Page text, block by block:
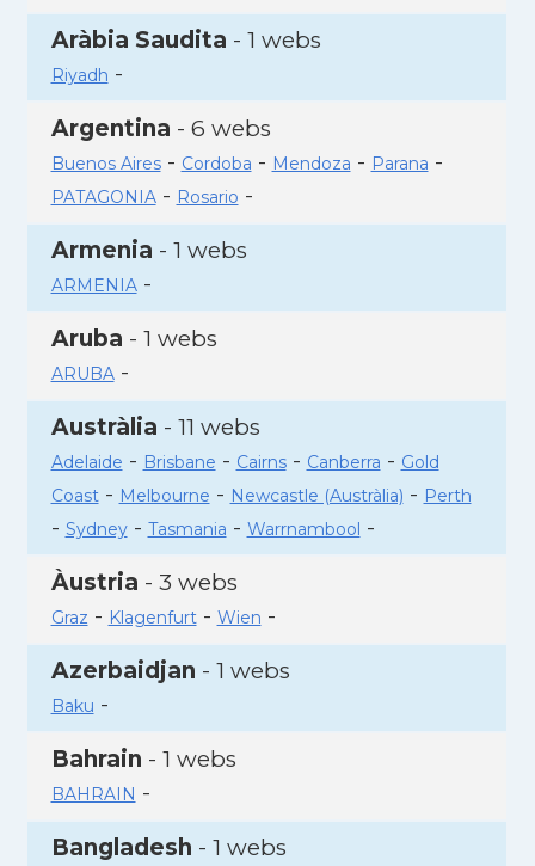
Aràbia Saudita - 1 webs
Riyadh -
Argentina - 6 webs
Buenos Aires- Cordoba - Mendoza - Parana -
PATAGONIA- Rosario -
Armenia - 1 webs
ARMENIA-
Aruba - 1 webs
ARUBA-
Austràlia - 11 webs
Adelaide - Brisbane - Cairns- Canberra - Gold
Coast- Melbourne - Newcastle (Austràlia) - Perth
- Sydney- Tasmania - Warrnambool -
Àustria - 3 webs
Graz - Klagenfurt- Wien -
Azerbaidjan - 1 webs
Baku -
Bahrain - 1 webs
BAHRAIN -
Bangladesh - 1 webs